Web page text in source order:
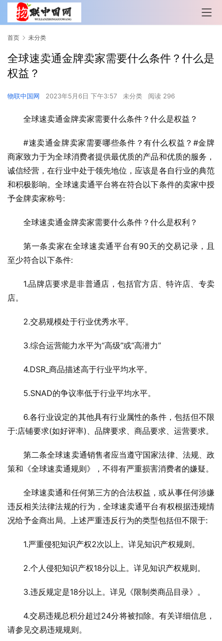
首页 未分类
全球速卖通金牌卖家需要什么条件？什么是
权益？
物联中国网 2023年5月6日 下午3:57 未分类 阅读 296
全球速卖通金牌卖家需要什么条件？什么是权益？
#速卖通金牌卖家需要哪些条件？有什么权益？#金牌
商家致力于为全球消费者提供最优质的产品和优质的服务，
诚信经营，在行业中处于领先地位，应该是各自行业的典范
和积极影响。全球速卖通平台将在符合以下条件的卖家中授
予金牌卖家称号:
全球速卖通金牌卖家需要什么条件？什么是权利？
第一条卖家在全球速卖通平台有90天的交易记录，且
至少符合以下条件:
1.品牌店要求是非普通店，包括官方店、特许店、专卖
店。
2.交易规模处于行业优秀水平。
3.综合运营能力水平为“高级”或“高潜力”
4.DSR_商品描述高于行业平均水平。
5.SNAD的争议率低于行业平均水平。
6.各行业设定的其他具有行业属性的条件，包括但不限
于:店铺要求(如好评率)、品牌要求、商品要求、运营要求。
第二条全球速卖通销售者应当遵守国家法律、法规、政
策和《全球速卖通规则》，不得有严重损害消费者的嫌疑。
全球速卖通和任何第三方的合法权益，或从事任何涉嫌
违反相关法律法规的行为，全球速卖通平台有权根据违规情
况给予金商出局。上述严重违反行为的类型包括但不限于:
1.严重侵犯知识产权2次以上。详见知识产权规则。
2.个人侵犯知识产权18分以上。详见知识产权规则。
3.违反规定是18分以上。详见《限制类商品目录》。
4.交易违规总积分超过24分将被扣除。有关详细信息，
请参见交易违规规则。